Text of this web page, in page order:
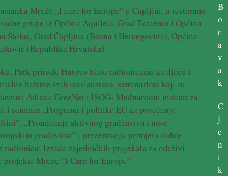
Mreže „I care for Europe“ u Čapljini, u restoranu
grupe iz Općina Aquileia, Grad Tarcento i Općina
Stolac, Grad Čapljina (Bosna i Hercegovina), Općina
(Republika Hrvatska).
Park prirode Hutovo blato radionicama za djecu i
baštine svih izaslanstava, seminarima koji su
Adiatic GreeNet i ISOG- Međnarodni institut za
seminar „Programi i politike EU za povećanje
„Promicanje aktivnog građanstva i nove
gradovima” , prezentacija primjera dobre
radionica: Izrada zajedničkih projekata za održivi
Mreže “I Care for Europe”.
B
o
r
a
v
a
k
C
j
e
n
i
k